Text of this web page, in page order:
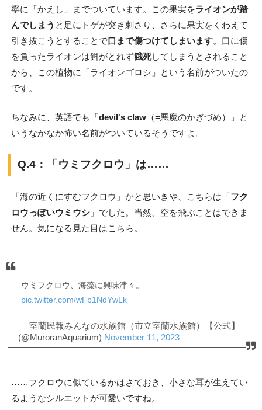
寧に「かえし」までついています。この果実をライオンが踏
んでしまう と足にトゲが突き刺さり、さらに果実をくわえて
引き抜こうとすることで口まで傷つけてしまいます。口に傷
を負ったライオンは餌がとれず餓死してしまうとされること
から、この植物に「ライオンゴロシ」という名前がついたの
です。
ちなみに、英語でも「devil's claw（=悪魔のかぎづめ）」と
いうなかなか怖い名前がついているそうですよ。
Q.4：「ウミフクロウ」は……
「海の近くにすむフクロウ」かと思いきや、こちらは「フク
ロウっぽいウミウシ」でした。当然、空を飛ぶことはできま
せん。気になる見た目はこちら。
ウミフクロウ、海藻に興味津々。
pic.twitter.com/wFb1NdYwLk
— 室蘭民報みんなの水族館（市立室蘭水族館）【公式】
(@MuroranAquarium) November 11, 2023
……フクロウに似ているかはさておき、小さな耳が生えてい
るようなシルエットが可愛いですね。